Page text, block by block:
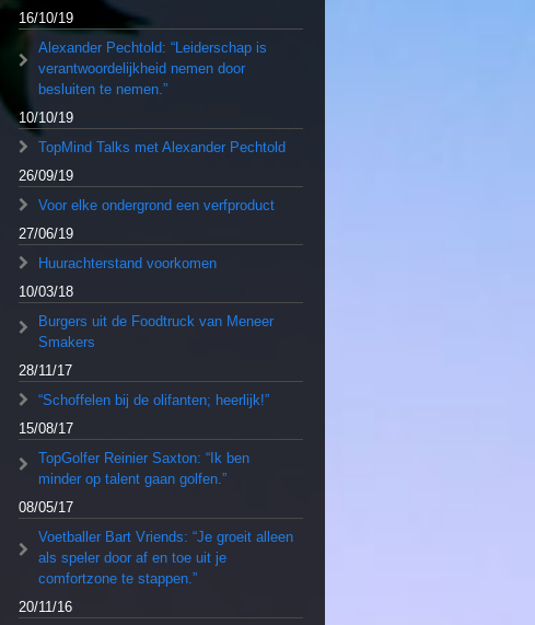
16/10/19
Alexander Pechtold: “Leiderschap is
verantwoordelijkheid nemen door
besluiten te nemen.”
10/10/19
TopMind Talks met Alexander Pechtold
26/09/19
Voor elke ondergrond een verfproduct
27/06/19
Huurachterstand voorkomen
10/03/18
Burgers uit de Foodtruck van Meneer
Smakers
28/11/17
“Schoffelen bij de olifanten; heerlijk!”
15/08/17
TopGolfer Reinier Saxton: “Ik ben
minder op talent gaan golfen.”
08/05/17
Voetballer Bart Vriends: “Je groeit alleen
als speler door af en toe uit je
comfortzone te stappen.”
20/11/16